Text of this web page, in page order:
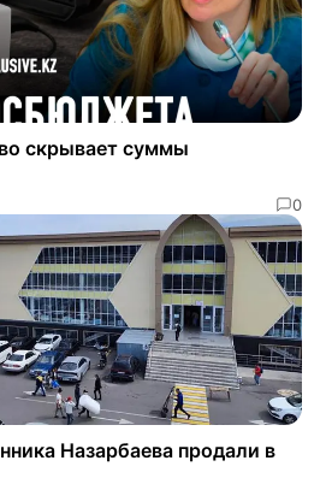
скрывает суммы
0
Назарбаева продали в